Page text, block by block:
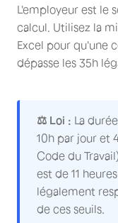
L'employeur est le
calcul. Utilisez la
Excel pour qu'une
dépasse les 35h
⚖️ Loi : La
10h par jour et
Code du
est de 11
légalement
de ces seuils.